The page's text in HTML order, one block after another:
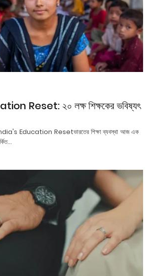
Reset: ২০ লক্ষ শিক্ষকের ভবিষ্যৎ
Education Resetভারতের শিক্ষা ব্যবস্থা আজ এক